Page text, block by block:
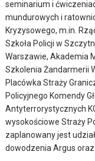
seminarium i
mundurowych i
Kryzysowego, m.in.
Szkoła Policji w
Warszawie, Akademia
Szkolenia Żandarmerii
Placówka Straży
Policyjnego Komendy
Antyterrorystycznych
wysokościowe Straży
zaplanowany jest
dowodzenia Argus